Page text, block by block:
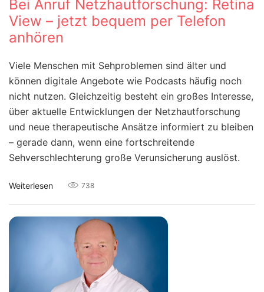
Bei Anruf Netzhautforschung: Retina
View – jetzt bequem per Telefon
anhören
Viele Menschen mit Sehproblemen sind älter und
können digitale Angebote wie Podcasts häufig noch
nicht nutzen. Gleichzeitig besteht ein großes Interesse,
über aktuelle Entwicklungen der Netzhautforschung
und neue therapeutische Ansätze informiert zu bleiben
– gerade dann, wenn eine fortschreitende
Sehverschlechterung große Verunsicherung auslöst.
Weiterlesen 738